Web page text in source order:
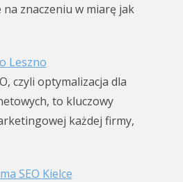
znaczeniu w miarę jak
Leszno
czyli optymalizacja dla
to kluczowy
każdej firmy,
SEO Kielce